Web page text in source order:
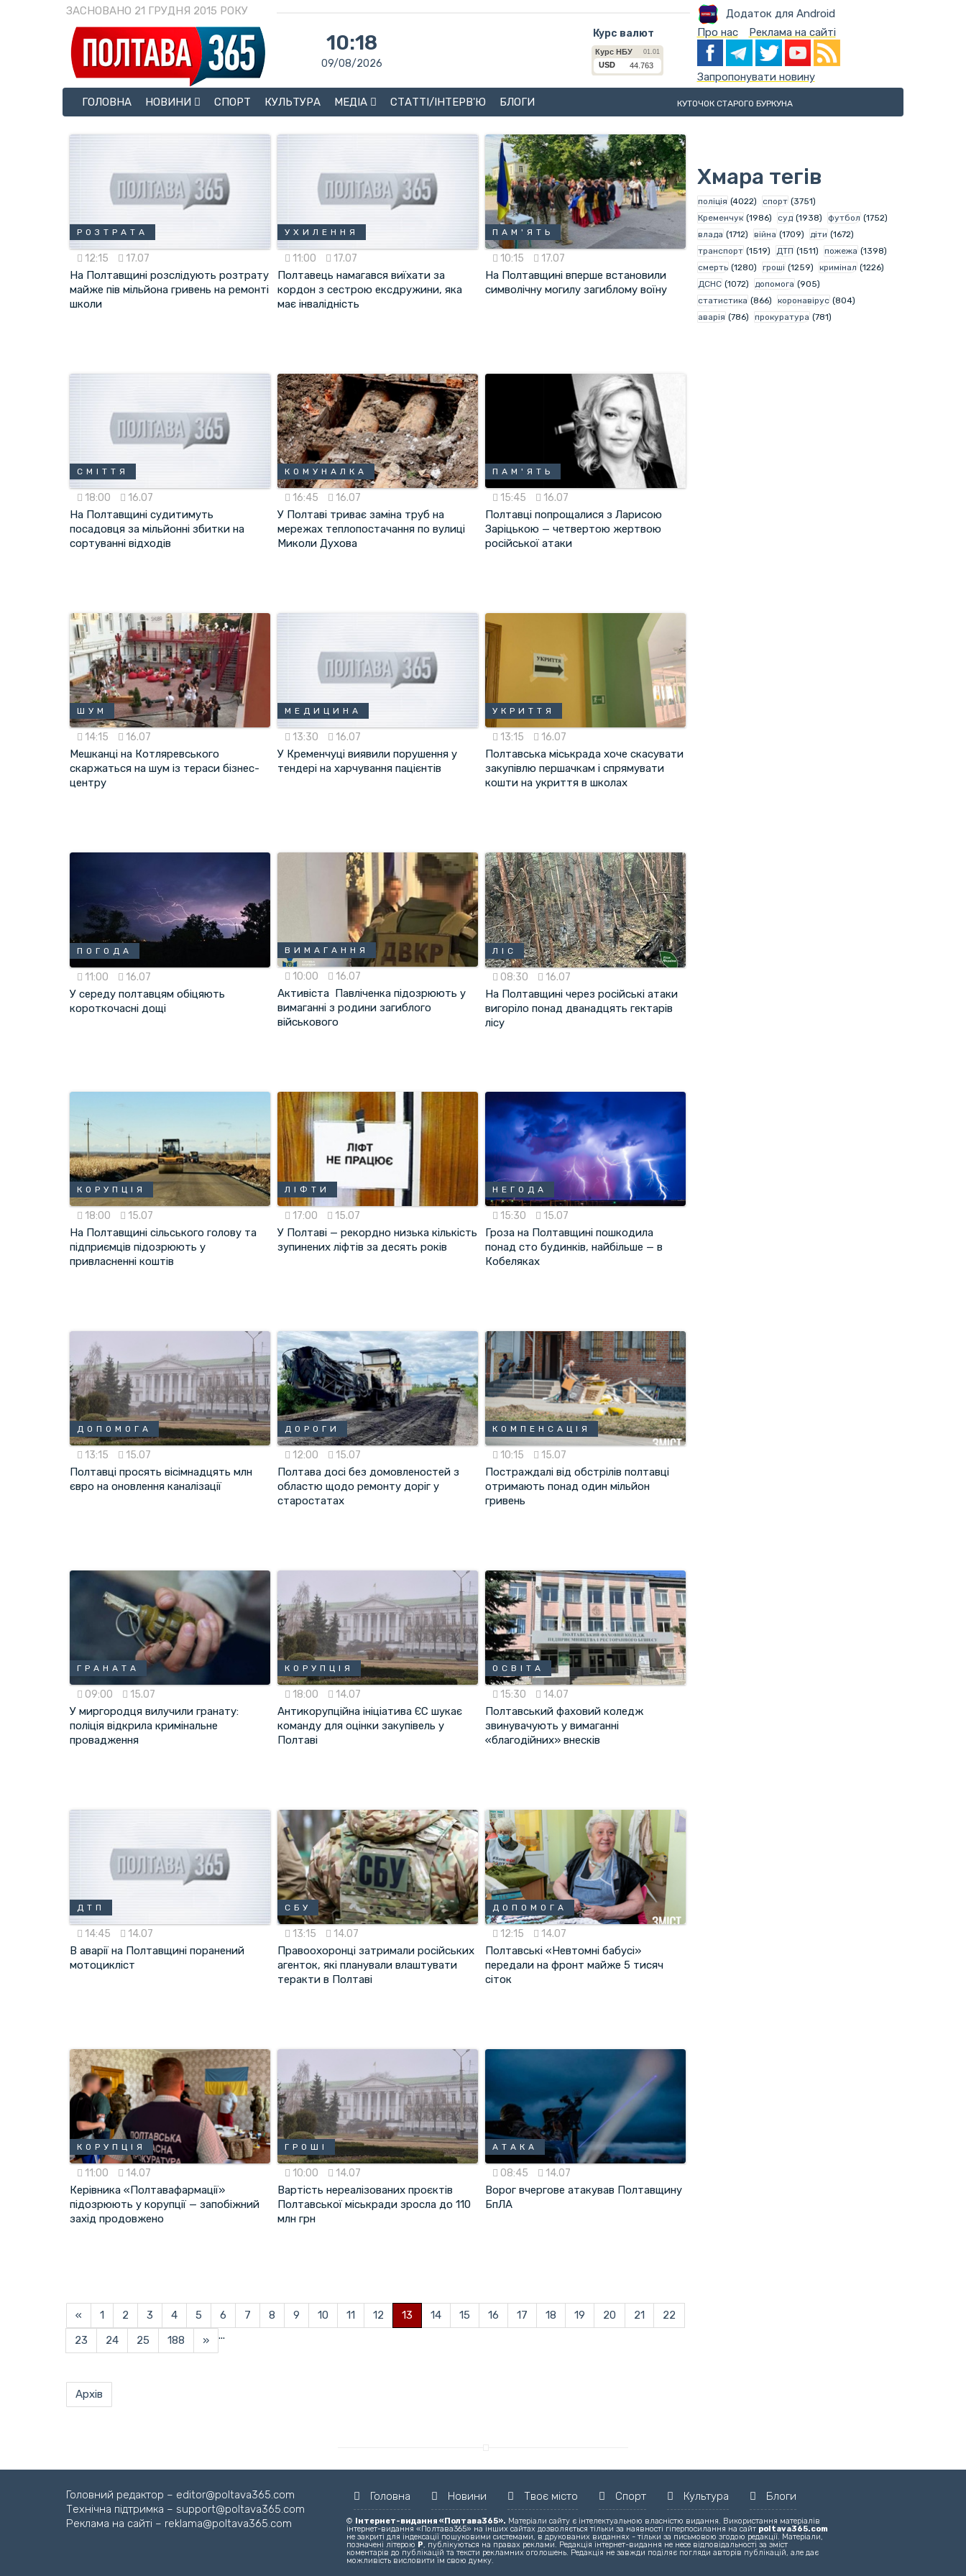
ЗАСНОВАНО 21 ГРУДНЯ 2015 РОКУ Додаток для Android
10:18
09/08/2026
Курс валют Про нас Реклама на сайті
Запропонувати новину
ГОЛОВНА
НОВИНИ СПОРТ КУЛЬТУРА МЕДІА СТАТТІ/ІНТЕРВ'Ю БЛОГИ КУТОЧОК СТАРОГО БУРКУНА
РОЗТРАТА
12:15 17.07
На Полтавщині розслідують розтрату
майже пів мільйона гривень на ремонті
школи
УХИЛЕННЯ
11:00 17.07
Полтавець намагався виїхати за
кордон з сестрою ексдружини, яка
має інвалідність
ПАМ'ЯТЬ
10:15 17.07
На Полтавщині вперше встановили
символічну могилу загиблому воїну
СМІТТЯ
18:00 16.07
На Полтавщині судитимуть
посадовця за мільйонні збитки на
сортуванні відходів
КОМУНАЛКА
16:45 16.07
У Полтаві триває заміна труб на
мережах теплопостачання по вулиці
Миколи Духова
ПАМ'ЯТЬ
15:45 16.07
Полтавці попрощалися з Ларисою
Заріцькою — четвертою жертвою
російської атаки
ШУМ
14:15 16.07
Мешканці на Котляревського
скаржаться на шум із тераси бізнес-
центру
МЕДИЦИНА
13:30 16.07
У Кременчуці виявили порушення у
тендері на харчування пацієнтів
УКРИТТЯ
13:15 16.07
Полтавська міськрада хоче скасувати
закупівлю першачкам і спрямувати
кошти на укриття в школах
ПОГОДА
11:00 16.07
У середу полтавцям обіцяють
короткочасні дощі
ВИМАГАННЯ
10:00 16.07
Активіста Павліченка підозрюють у
вимаганні з родини загиблого
військового
ЛІС
08:30 16.07
На Полтавщині через російські атаки
вигоріло понад дванадцять гектарів
лісу
КОРУПЦІЯ
18:00 15.07
На Полтавщині сільського голову та
підприємців підозрюють у
привласненні коштів
ЛІФТИ
17:00 15.07
У Полтаві — рекордно низька кількість
зупинених ліфтів за десять років
НЕГОДА
15:30 15.07
Гроза на Полтавщині пошкодила
понад сто будинків, найбільше — в
Кобеляках
ДОПОМОГА
13:15 15.07
Полтавці просять вісімнадцять млн
євро на оновлення каналізації
ДОРОГИ
12:00 15.07
Полтава досі без домовленостей з
областю щодо ремонту доріг у
старостатах
КОМПЕНСАЦІЯ
10:15 15.07
Постраждалі від обстрілів полтавці
отримають понад один мільйон
гривень
ГРАНАТА
09:00 15.07
У миргородця вилучили гранату:
поліція відкрила кримінальне
провадження
КОРУПЦІЯ
18:00 14.07
Антикорупційна ініціатива ЄС шукає
команду для оцінки закупівель у
Полтаві
ОСВІТА
15:30 14.07
Полтавський фаховий коледж
звинувачують у вимаганні
«благодійних» внесків
ДТП
14:45 14.07
В аварії на Полтавщині поранений
мотоцикліст
СБУ
13:15 14.07
Правоохоронці затримали російських
агенток, які планували влаштувати
теракти в Полтаві
ДОПОМОГА
12:15 14.07
Полтавські «Невтомні бабусі»
передали на фронт майже 5 тисяч
сіток
КОРУПЦІЯ
11:00 14.07
Керівника «Полтавафармації»
підозрюють у корупції — запобіжний
захід продовжено
ГРОШІ
10:00 14.07
Вартість нереалізованих проєктів
Полтавської міськради зросла до 110
млн грн
АТАКА
08:45 14.07
Ворог вчергове атакував Полтавщину
БпЛА
« 1 2 3 4 5 6 7 8 9 10 11 12 13 14 15 16 17 18 19 20 21
22
23
24 25 ...
188 »
Архів
Хмара тегів
поліція (4022) спорт (3751)
Кременчук (1986) суд (1938) футбол (1752)
влада (1712) війна (1709) діти (1672)
транспорт (1519) ДТП (1511) пожежа (1398)
смерть (1280) гроші (1259) кримінал (1226)
ДСНС (1072) допомога (905)
статистика (866) коронавірус (804)
аварія (786) прокуратура (781)
Головний редактор – editor@poltava365.com
Технічна підтримка – support@poltava365.com
Реклама на сайті – reklama@poltava365.com
Головна Новини Твоє місто Спорт Культура Блоги
© Інтернет-видання «Полтава365». Матеріали сайту є інтелектуальною власністю видання. Використання матеріалів
інтернет-видання «Полтава365» на інших сайтах дозволяється тільки за наявності гіперпосилання на сайт poltava365.com
не закриті для індексації пошуковими системами, в друкованих виданнях - тільки за письмовою згодою редакції. Матеріали,
позначені літерою Р, публікуються на правах реклами. Редакція інтернет-видання не несе відповідальності за зміст
коментарів до публікацій та тексти рекламних оголошень. Редакція не завжди поділяє погляди авторів публікацій, але дає
можливість висловити їм свою думку.